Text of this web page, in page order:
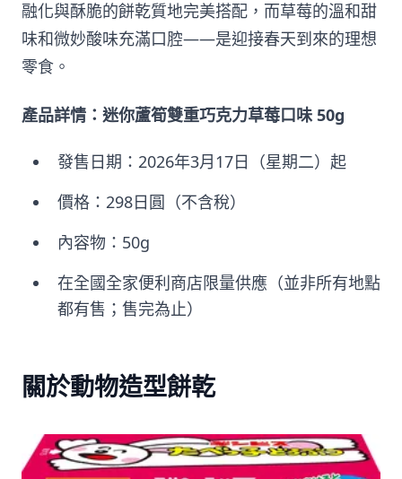
融化與酥脆的餅乾質地完美搭配，而草莓的溫和甜
味和微妙酸味充滿口腔——是迎接春天到來的理想
零食。
產品詳情：迷你蘆筍雙重巧克力草莓口味 50g
發售日期：2026年3月17日（星期二）起
價格：298日圓（不含稅）
內容物：50g
在全國全家便利商店限量供應（並非所有地點
都有售；售完為止）
關於動物造型餅乾